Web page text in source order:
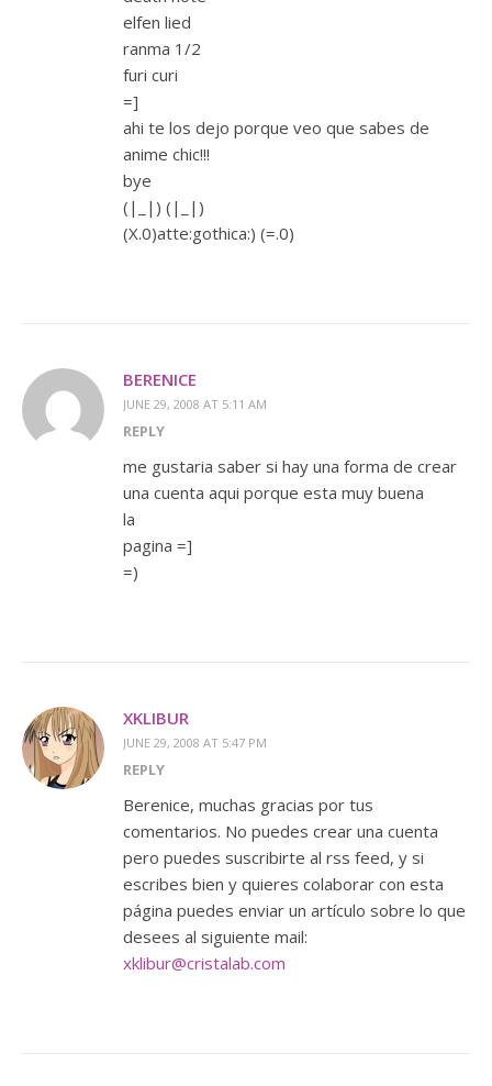
elfen lied
ranma 1/2
furi curi
=]
ahi te los dejo porque veo que sabes de
anime chic!!!
bye
(|_|) (|_|)
(X.0)atte:gothica:) (=.0)
BERENICE
JUNE 29, 2008 AT 5:11 AM
REPLY
me gustaria saber si hay una forma de crear
una cuenta aqui porque esta muy buena
la
pagina =]
=)
XKLIBUR
JUNE 29, 2008 AT 5:47 PM
REPLY
Berenice, muchas gracias por tus
comentarios. No puedes crear una cuenta
pero puedes suscribirte al rss feed, y si
escribes bien y quieres colaborar con esta
página puedes enviar un artículo sobre lo que
desees al siguiente mail:
xklibur@cristalab.com